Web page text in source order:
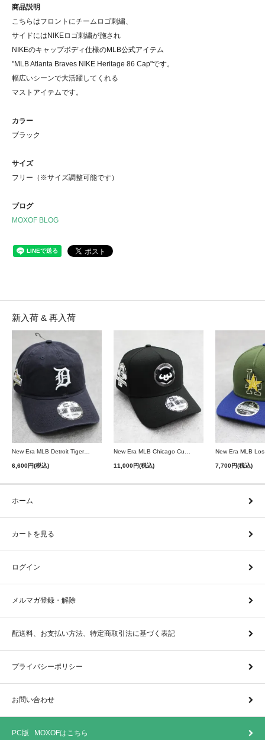
商品説明
こちらはフロントにチームロゴ刺繍、
サイドにはNIKEロゴ刺繍が施され
NIKEのキャップボディ仕様のMLB公式アイテム
"MLB Atlanta Braves NIKE Heritage 86 Cap"です。
幅広いシーンで大活躍してくれる
マストアイテムです。
カラー
ブラック
サイズ
フリー（※サイズ調整可能です）
ブログ
MOXOF BLOG
新入荷 & 再入荷
New Era MLB Detroit Tigers Postseason 9Twenty Strapback Cap - Navy
6,600円(税込) 11,000円(税込) 7,700円(税込)
ホーム
カートを見る
ログイン
メルマガ登録・解除
配送料、お支払い方法、特定商取引法に基づく表記
プライバシーポリシー
お問い合わせ
PC版 MOXOFはこちら